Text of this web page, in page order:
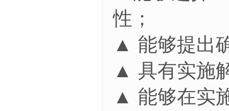
性；
▲ 能够提出
▲ 具有实施
▲ 能够在实